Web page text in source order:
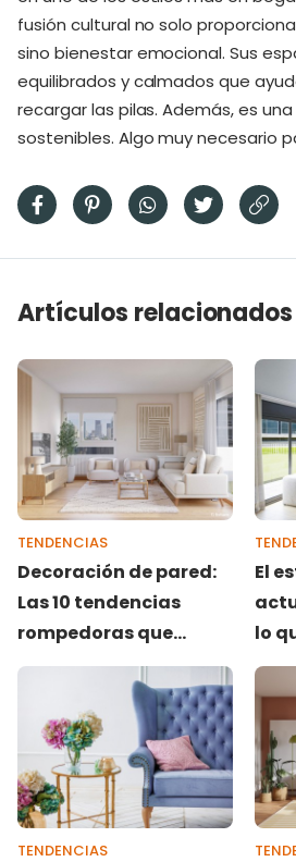
fusión cultural no solo
sino bienestar emocional. Sus
equilibrados y calmados que
recargar las pilas. Además, es
sostenibles. Algo muy necesario
Artículos relacionados
TENDENCIAS
Decoración de pared:
Las 10 tendencias
rompedoras que
arrasan este 2026
El
lo
TENDENCIAS